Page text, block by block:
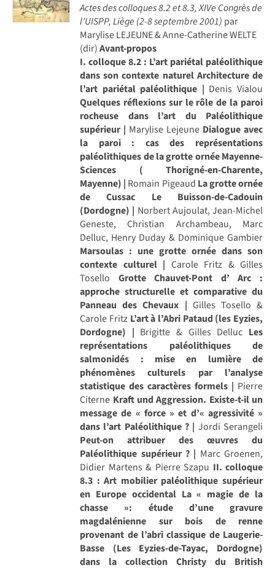
Actes des colloques 8.2 et 8.3, XIVe Congrès de
l’UISPP, Liège (2-8 septembre 2001) par
Marylise LEJEUNE & Anne-Catherine WELTE
(dir)Avant-propos
I. colloque 8.2 : L’art pariétal paléolithique
dans son contexte naturel Architecture de
l’art pariétal paléolithique | Denis Vialou
Quelques réflexions sur le rôle de la paroi
rocheuse dans l’art du Paléolithique
supérieur | Marylise Lejeune Dialogue avec
la paroi : cas des représentations
paléolithiques de la grotte ornée Mayenne-
Sciences ( Thorigné-en-Charente,
Mayenne) | Romain Pigeaud La grotte ornée
de Cussac Le Buisson-de-Cadouin
(Dordogne) | Norbert Aujoulat, Jean-Michel
Geneste, Christian Archambeau, Marc
Delluc, Henry Duday & Dominique Gambier
Marsoulas : une grotte ornée dans son
contexte culturel | Carole Fritz & Gilles
Tosello Grotte Chauvet-Pont d’ Arc :
approche structurelle et comparative du
Panneau des Chevaux | Gilles Tosello &
Carole Fritz L’art à l’Abri Pataud (les Eyzies,
Dordogne) | Brigitte & Gilles Delluc Les
représentations paléolithiques de
salmonidés : mise en lumière de
phénomènes culturels par l’analyse
statistique des caractères formels | Pierre
Citerne Kraft und Aggression. Existe-t-il un
message de « force » et d’« agressivité »
dans l’art Paléolithique ? | Jordi Serangeli
Peut-on attribuer des œuvres du
Paléolithique supérieur ? | Marc Groenen,
Didier Martens & Pierre Szapu II. colloque
8.3 : Art mobilier paléolithique supérieur
en Europe occidental La « magie de la
chasse »: étude d’une gravure
magdalénienne sur bois de renne
provenant de l’abri classique de Laugerie-
Basse (Les Eyzies-de-Tayac, Dordogne)
dans la collection Christy du British